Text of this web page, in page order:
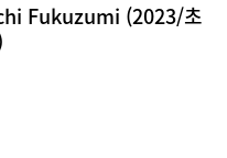
Fukuzumi (2023/초